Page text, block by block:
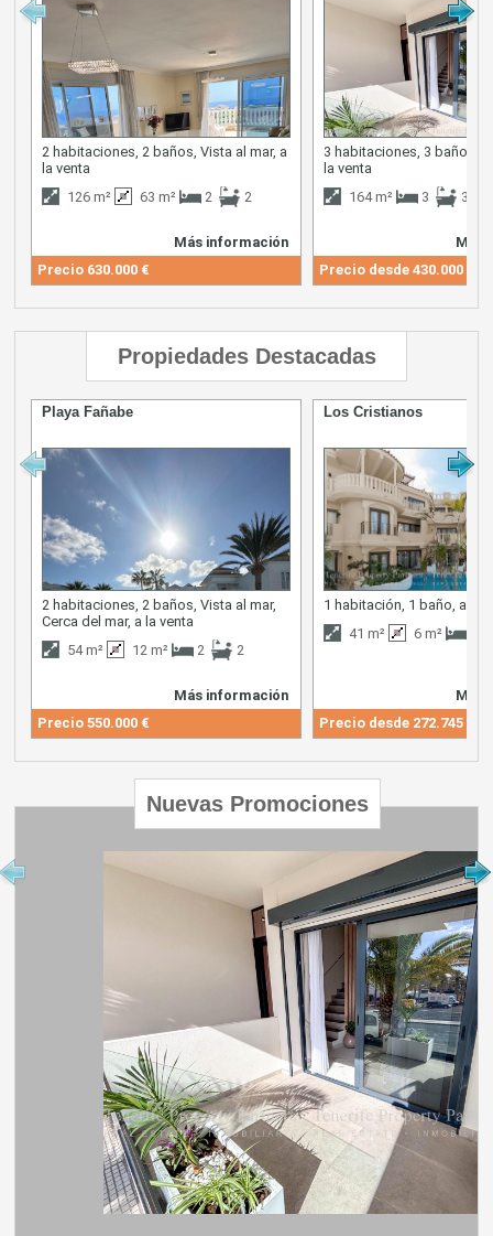
2 habitaciones, 2 baños, Vista al mar, a
la venta
126 m²
63 m² 2 2
Más información
Precio 630.000 €
3 habitaciones, 3 baños,
la venta
164 m²
3 3
Más
Precio desde 430.000 €
Propiedades Destacadas
Playa Fañabe
2 habitaciones, 2 baños, Vista al mar,
Cerca del mar, a la venta
54 m²
12 m² 2 2
Más información
Precio 550.000 €
Los Cristianos
1 habitación, 1 baño, a la
41 m²
6 m²
Más
Precio desde 272.745 €
Nuevas Promociones